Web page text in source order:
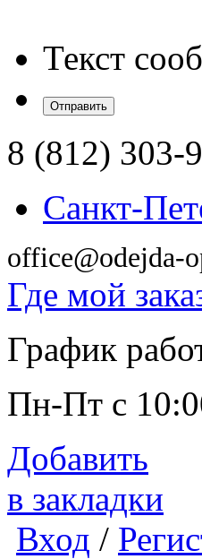
Текст
8 (812) 303-
Санкт-
office@odejda-
Где мой
График
Пн-Пт с
Добавить
в закладки
Вход /